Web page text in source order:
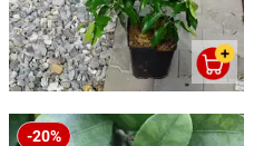
-20%